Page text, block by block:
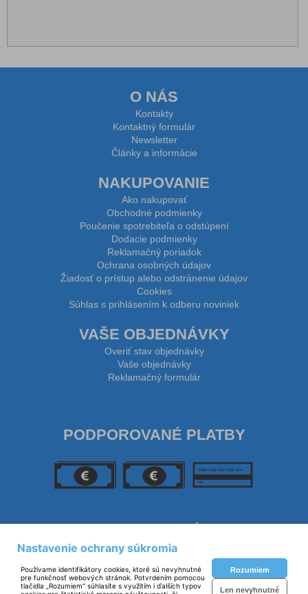
O NÁS
Kontakty
Kontaktný formulár
Newsletter
Články a informácie
NAKUPOVANIE
Ako nakupovať
Obchodné podmienky
Poučenie spotrebiteľa o odstúpení
Dodacie podmienky
Reklamačný poriadok
Ochrana osobných údajov
Žiadosť o prístup alebo odstránenie údajov
Cookies
Súhlas s prihlásením k odberu noviniek
VAŠE OBJEDNÁVKY
Overiť stav objednávky
Vaše objednávky
Reklamačný formulár
PODPOROVANÉ PLATBY
Nastavenie ochrany súkromia
Používame identifikátory cookies, ktoré sú nevyhnutné
pre funkčnosť webových stránok. Potvrdením pomocou
tlačidla „Rozumiem“ súhlasíte s využitím i ďalších typov
Rozumiem
Len nevyhnutné